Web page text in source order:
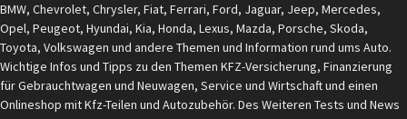
BMW, Chevrolet, Chrysler, Fiat, Ferrari, Ford, Jaguar, Jeep, Mercedes,
Opel, Peugeot, Hyundai, Kia, Honda, Lexus, Mazda, Porsche, Skoda,
Toyota, Volkswagen und andere Themen und Information rund ums Auto.
Wichtige Infos und Tipps zu den Themen KFZ-Versicherung, Finanzierung
für Gebrauchtwagen und Neuwagen, Service und Wirtschaft und einen
Onlineshop mit Kfz-Teilen und Autozubehör. Des Weiteren Tests und News